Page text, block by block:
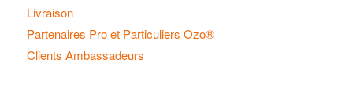
Livraison
Partenaires Pro et Particuliers Ozo®
Clients Ambassadeurs